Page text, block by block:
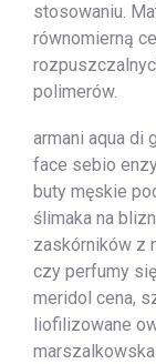
stosowaniu.
równomierną
polimerów.
armani aqua di
face sebio
buty męskie
ślimaka na
zaskórników z
czy perfumy
meridol cena,
liofilizowane